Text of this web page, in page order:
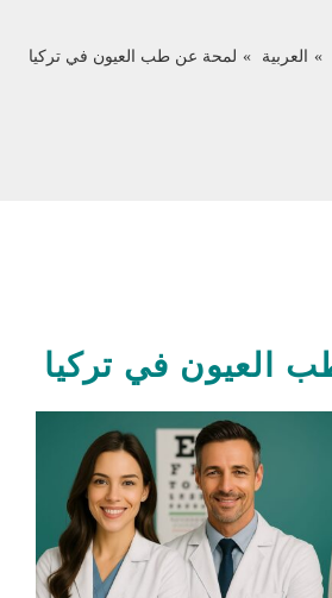
العربية لمحة عن طب العيون في تركيا
العيون في تركيا